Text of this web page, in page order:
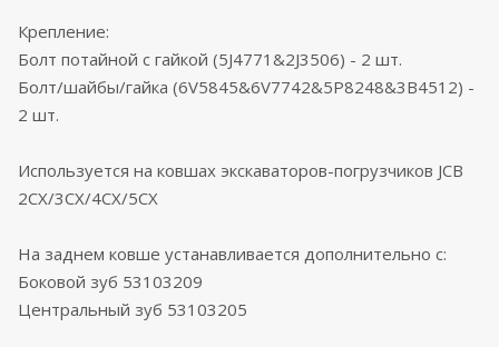
Крепление:
Болт потайной с гайкой (5J4771&2J3506) - 2 шт.
Болт/шайбы/гайка (6V5845&6V7742&5P8248&3B4512) -
2 шт.
Используется на ковшах экскаваторов-погрузчиков JCB
2CX/3CX/4CX/5CX
На заднем ковше устанавливается дополнительно с:
Боковой зуб 53103209
Центральный зуб 53103205